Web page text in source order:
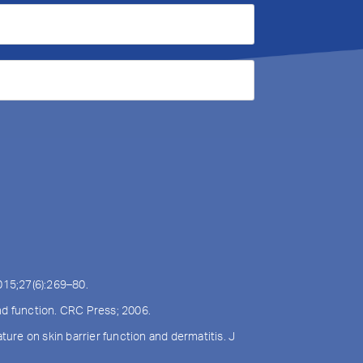
function. CRC Press; 2006.
on skin barrier function and dermatitis. J